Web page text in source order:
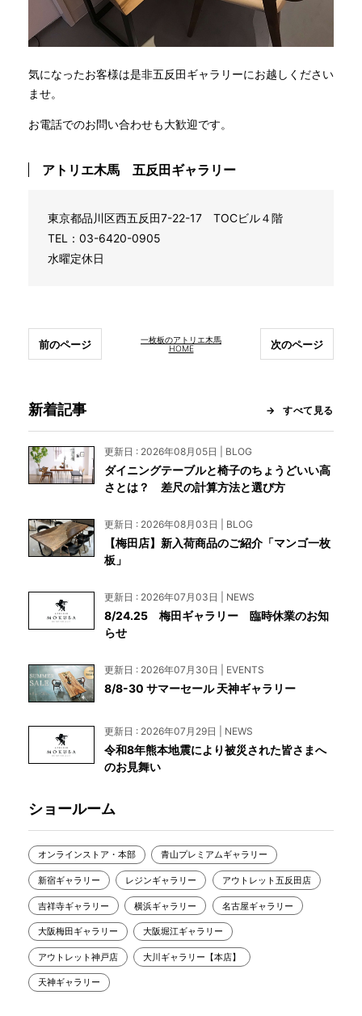
気になったお客様は是非五反田ギャラリーにお越しください
ませ。
お電話でのお問い合わせも大歓迎です。
アトリエ木馬 五反田ギャラリー
東京都品川区西五反田7-22-17 TOCビル４階
TEL：03-6420-0905
水曜定休日
一枚板のアトリエ木馬
HOME
前のページ 次のページ
新着記事 すべて見る
更新日 : 2026年08月05日 | BLOG
ダイニングテーブルと椅子のちょうどいい高
さとは？ 差尺の計算方法と選び方
更新日 : 2026年08月03日 | BLOG
【梅田店】新入荷商品のご紹介「マンゴ一枚
板」
更新日 : 2026年07月03日 | NEWS
8/24.25 梅田ギャラリー 臨時休業のお知
らせ
更新日 : 2026年07月30日 | EVENTS
8/8-30 サマーセール 天神ギャラリー
更新日 : 2026年07月29日 | NEWS
令和8年熊本地震により被災された皆さまへ
のお見舞い
ショールーム
オンラインストア・本部 青山プレミアムギャラリー
新宿ギャラリー レジンギャラリー アウトレット五反田店
吉祥寺ギャラリー 横浜ギャラリー 名古屋ギャラリー
大阪梅田ギャラリー 大阪堀江ギャラリー
アウトレット神戸店 大川ギャラリー【本店】
天神ギャラリー